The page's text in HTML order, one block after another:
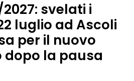
svelati i
luglio ad Ascoli
per il nuovo
la pausa